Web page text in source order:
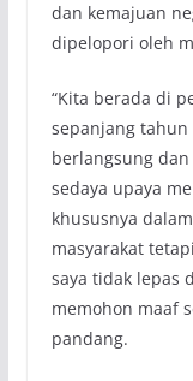
dan kemajuan
dipelopori oleh
“Kita berada di
sepanjang
berlangsung
sedaya upaya
khususnya
masyarakat
saya tidak lepas
memohon maaf
pandang.